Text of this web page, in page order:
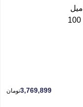
3,769,899تومان